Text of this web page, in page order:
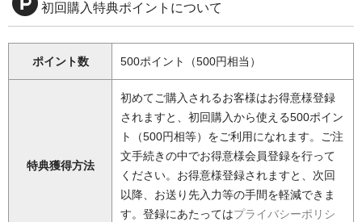
初回購入特典ポイントについて
ポイント数 500ポイント（500円相当）
特典獲得方法
初めてご購入されるお客様はお得意様登録
されますと、初回購入から使える500ポイン
ト（500円相等）をご利用になれます。ご注
文手続きの中でお得意様会員登録を行って
ください。お得意様登録されますと、次回
以降、お送り先入力等の手間を軽減できま
す。登録にあたってはプライバシーポリシ